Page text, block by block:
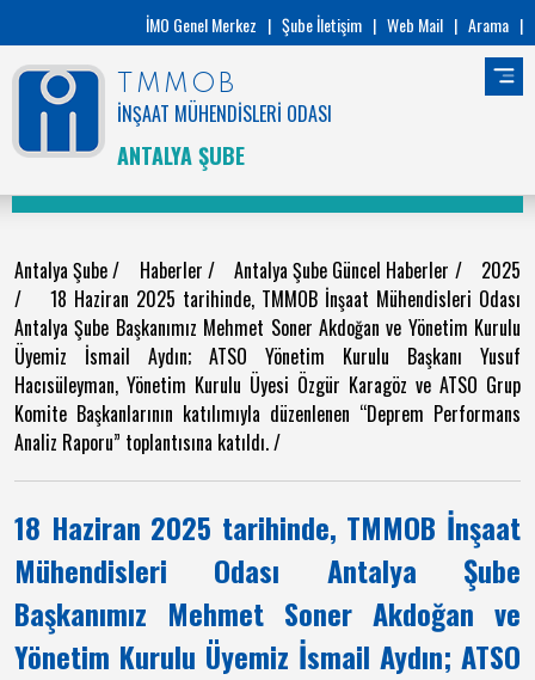
İMO Genel Merkez | Şube İletişim | Web Mail | Arama |
TMMOB
İNŞAAT MÜHENDİSLERİ ODASI
ANTALYA ŞUBE
Antalya Şube/ Haberler /Antalya Şube Güncel Haberler / 2025
/ 18 Haziran 2025 tarihinde, TMMOB İnşaat Mühendisleri Odası
Antalya Şube Başkanımız Mehmet Soner Akdoğan ve Yönetim Kurulu
Üyemiz İsmail Aydın; ATSO Yönetim Kurulu Başkanı Yusuf
Hacısüleyman, Yönetim Kurulu Üyesi Özgür Karagöz ve ATSO Grup
Komite Başkanlarının katılımıyla düzenlenen “Deprem Performans
Analiz Raporu” toplantısına katıldı./
18 Haziran 2025 tarihinde, TMMOB İnşaat
Mühendisleri Odası Antalya Şube
Başkanımız Mehmet Soner Akdoğan ve
Yönetim Kurulu Üyemiz İsmail Aydın; ATSO